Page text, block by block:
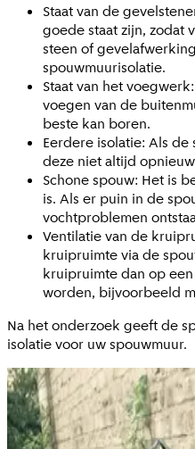
Staat van de
goede staat zijn, zodat
steen of
spouwmuurisolatie.
Staat van het
voegen van de
beste kan boren.
Eerdere isolatie: Als
deze niet altijd
Schone spouw: Het is
is. Als er puin in de
vochtproblemen
Ventilatie van de
kruipruimte via de
kruipruimte dan op
worden, bijvoorbeeld
Na het onderzoek geeft de
isolatie voor uw spouwmuur.